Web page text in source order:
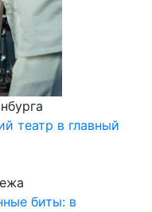
театр в главный
биты: в